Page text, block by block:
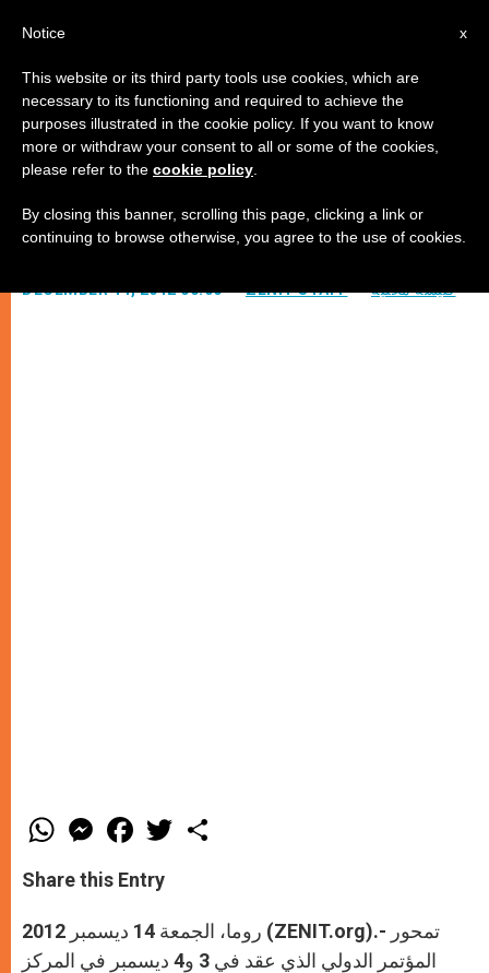
الواقع التاريخي لـ"ضربات مصر"
موضوع المؤتمر الدولي في روما
DECEMBER 14, 2012 00:00 ZENIT STAFF كنيسة محليّة
W
h
t
s
p
p
M
e
s
e
e
r
F
a
e
b
o
k
w
r
Share this Entry
روما، الجمعة 14 ديسمبر 2012 (ZENIT.org).- تمحور
المؤتمر الدولي الذي عقد في 3 و4 ديسمبر في المركز
x
Notice
This website or its third party tools use cookies, which are
necessary to its functioning and required to achieve the
purposes illustrated in the cookie policy. If you want to know
more or withdraw your consent to all or some of the cookies,
please refer to the cookie policy
By closing this banner, scrolling this page, clicking a link or
continuing to browse otherwise, you agree to the use of cookies.